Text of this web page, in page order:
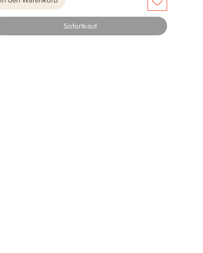
Sofortkauf